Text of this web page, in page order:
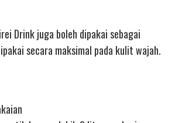
Drink juga boleh dipakai sebagai
secara maksimal pada kulit wajah.